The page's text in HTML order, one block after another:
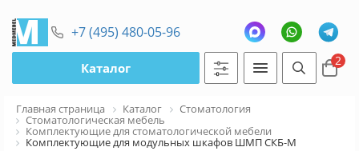
+7 (495) 480-05-96
Каталог 2
Главная страница Каталог Стоматология
Стоматологическая мебель
Комплектующие для стоматологической мебели
Комплектующие для модульных шкафов ШМП СКБ-М